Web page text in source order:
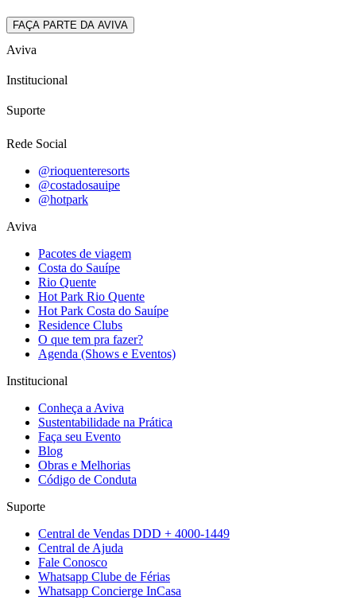
FAÇA PARTE DA AVIVA
Aviva
Institucional
Suporte
Rede Social
@rioquenteresorts
@costadosauipe
@hotpark
Aviva
Pacotes de viagem
Costa do Sauípe
Rio Quente
Hot Park Rio Quente
Hot Park Costa do Sauípe
Residence Clubs
O que tem pra fazer?
Agenda (Shows e Eventos)
Institucional
Conheça a Aviva
Sustentabilidade na Prática
Faça seu Evento
Blog
Obras e Melhorias
Código de Conduta
Suporte
Central de Vendas DDD + 4000-1449
Central de Ajuda
Fale Conosco
Whatsapp Clube de Férias
Whatsapp Concierge InCasa